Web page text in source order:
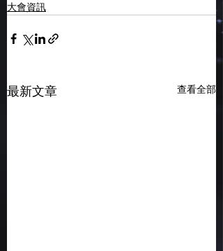
大會資訊
最新文章 查看全部